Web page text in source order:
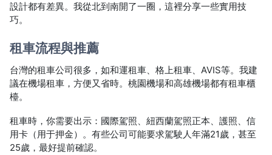
設計都有差異。我從北到南開了一圈，這裡分享一些實用技
巧。
租車流程與推薦
台灣的租車公司很多，如和運租車、格上租車、AVIS等。我建
議在機場租車，方便又省時。桃園機場和高雄機場都有租車櫃
檯。
租車時，你需要出示：國際駕照、紐西蘭駕照正本、護照、信
用卡（用于押金）。有些公司可能要求駕駛人年滿21歲，甚至
25歲，最好提前確認。